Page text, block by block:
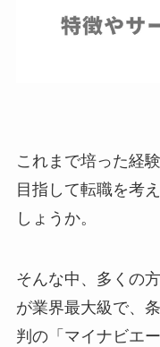
これまで培った経
目指して転職を考
しょうか。
そんな中、多くの
が業界最大級で、
判の「マイナビエ